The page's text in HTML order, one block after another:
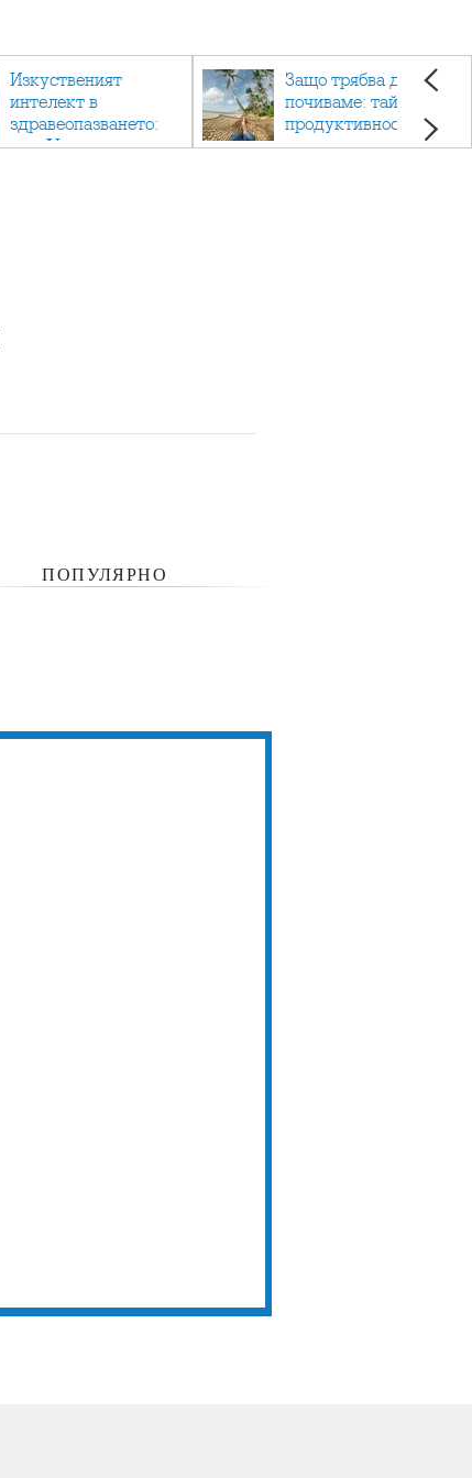
Изкуственият
интелект в
здравеопазването:
как AI променя
Защо трябва да си
почиваме: тайната на
продуктивността,
здравето и добрия
ПОПУЛЯРНО